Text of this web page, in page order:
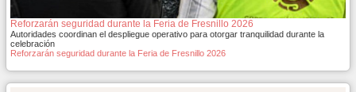
Reforzarán seguridad durante la Feria de Fresnillo 2026
Autoridades coordinan el despliegue operativo para otorgar tranquilidad durante la
celebración
Reforzarán seguridad durante la Feria de Fresnillo 2026